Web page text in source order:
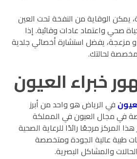
يمكن الوقاية من النفخة تحت العين
صحي واعتماد عادات وقائية. إذا
مزعجة، يفضل استشارة أخصائي جلدية
لحالتك.
خبراء العيون
في الرياض هو واحد من أبرز
في مجال العيون في المملكة
المركز مرجعًا رائدًا للرعاية الصحية
طبية عالية الجودة ومتخصصة
والمشاكل البصرية.